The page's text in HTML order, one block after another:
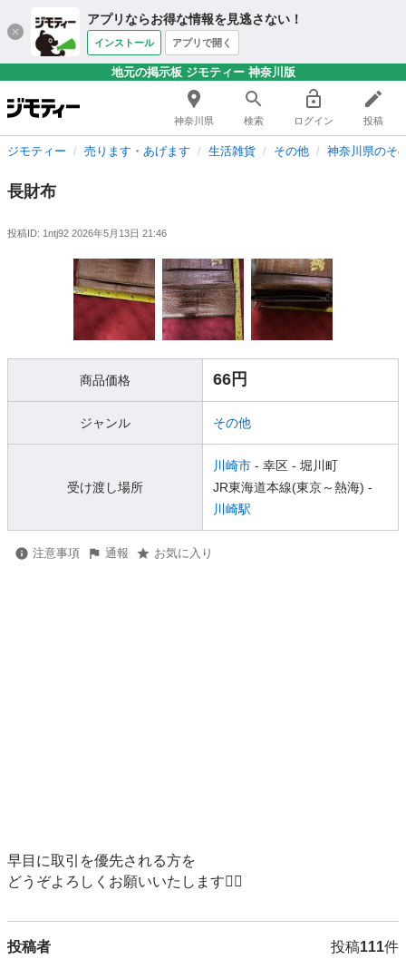
アプリならお得な情報を見逃さない！
インストール アプリで開く
地元の掲示板 ジモティー 神奈川版
神奈川県 検索 ログイン 投稿
ジモティー 売ります・あげます 生活雑貨 その他 神奈川県のそ
長財布
投稿ID: 1ntj92 2026年5月13日 21:46
商品価格 66円
ジャンル その他
受け渡し場所
川崎市 - 幸区 - 堀川町
JR東海道本線(東京～熱海) -
川崎駅
注意事項 通報 お気に入り
早目に取引を優先される方を
どうぞよろしくお願いいたします🙇‍♂️
投稿者 投稿111件